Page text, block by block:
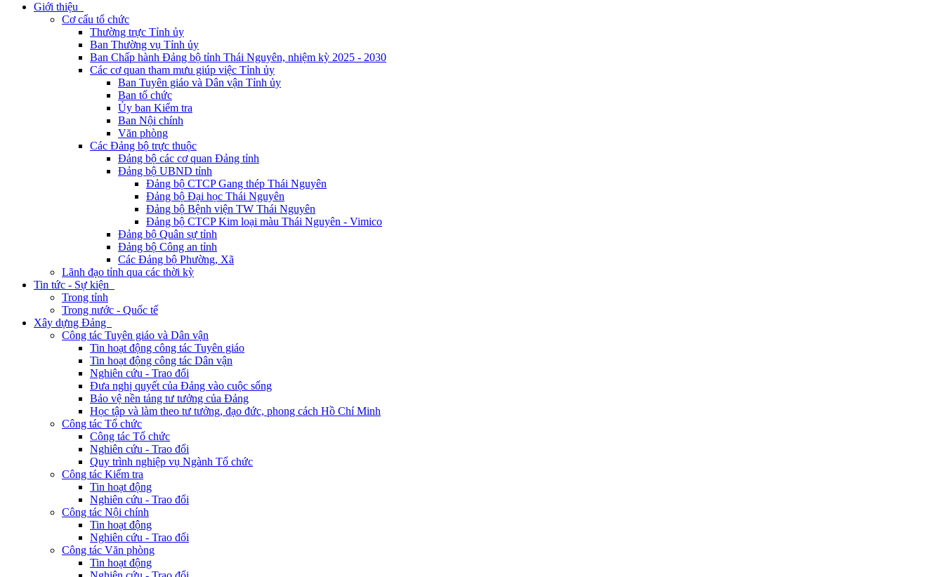
Giới thiệu
Cơ cấu tổ chức
Thường trực Tỉnh ủy
Ban Thường vụ Tỉnh ủy
Ban Chấp hành Đảng bộ tỉnh Thái Nguyên, nhiệm kỳ 2025 - 2030
Các cơ quan tham mưu giúp việc Tỉnh ủy
Ban Tuyên giáo và Dân vận Tỉnh ủy
Ban tổ chức
Ủy ban Kiểm tra
Ban Nội chính
Văn phòng
Các Đảng bộ trực thuộc
Đảng bộ các cơ quan Đảng tỉnh
Đảng bộ UBND tỉnh
Đảng bộ CTCP Gang thép Thái Nguyên
Đảng bộ Đại học Thái Nguyên
Đảng bộ Bệnh viện TW Thái Nguyên
Đảng bộ CTCP Kim loại màu Thái Nguyên - Vimico
Đảng bộ Quân sự tỉnh
Đảng bộ Công an tỉnh
Các Đảng bộ Phường, Xã
Lãnh đạo tỉnh qua các thời kỳ
Tin tức - Sự kiện
Trong tỉnh
Trong nước - Quốc tế
Xây dựng Đảng
Công tác Tuyên giáo và Dân vận
Tin hoạt động công tác Tuyên giáo
Tin hoạt động công tác Dân vận
Nghiên cứu - Trao đổi
Đưa nghị quyết của Đảng vào cuộc sống
Bảo vệ nền tảng tư tưởng của Đảng
Học tập và làm theo tư tưởng, đạo đức, phong cách Hồ Chí Minh
Công tác Tổ chức
Công tác Tổ chức
Nghiên cứu - Trao đổi
Quy trình nghiệp vụ Ngành Tổ chức
Công tác Kiểm tra
Tin hoạt động
Nghiên cứu - Trao đổi
Công tác Nội chính
Tin hoạt động
Nghiên cứu - Trao đổi
Công tác Văn phòng
Tin hoạt động